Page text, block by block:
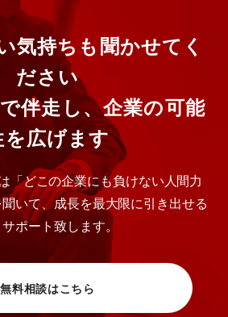
気持ちも聞かせてく
ださい
伴走し、企業の可能
を広げます
「どこの企業にも負けない人間力
いて、成長を最大限に引き出せる
ポート致します。
無料相談はこちら